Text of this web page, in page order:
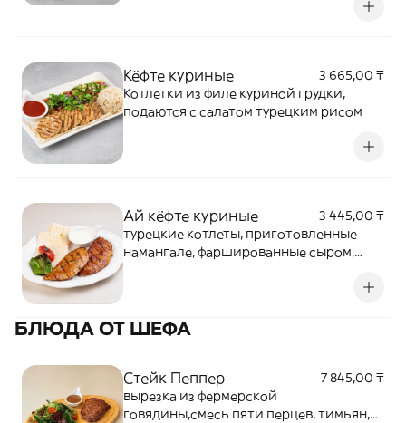
Кёфте куриные
3 665,00 ₸
Котлетки из филе куриной грудки,
подаются с салатом турецким рисом
Ай кёфте куриные
3 445,00 ₸
турецкие котлеты, приготовленные
намангале, фаршированные сыром,
БЛЮДА ОТ ШЕФА
Стейк Пеппер
7 845,00 ₸
вырезка из фермерской
говядины,смесь пяти перцев, тимьян,